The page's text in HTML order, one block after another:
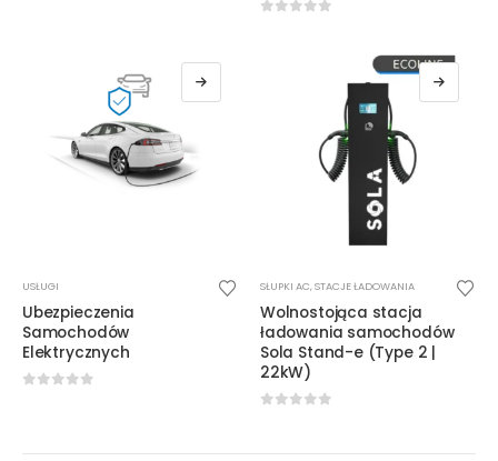
USŁUGI
Ubezpieczenia
Samochodów
Elektrycznych
ma
wiele
wariantów.
Opcje
wybrać
SŁUPKI AC,STACJE ŁADOWANIA
Wolnostojąca stacja
ładowania samochodów
Sola Stand-e (Type 2 |
22kW)